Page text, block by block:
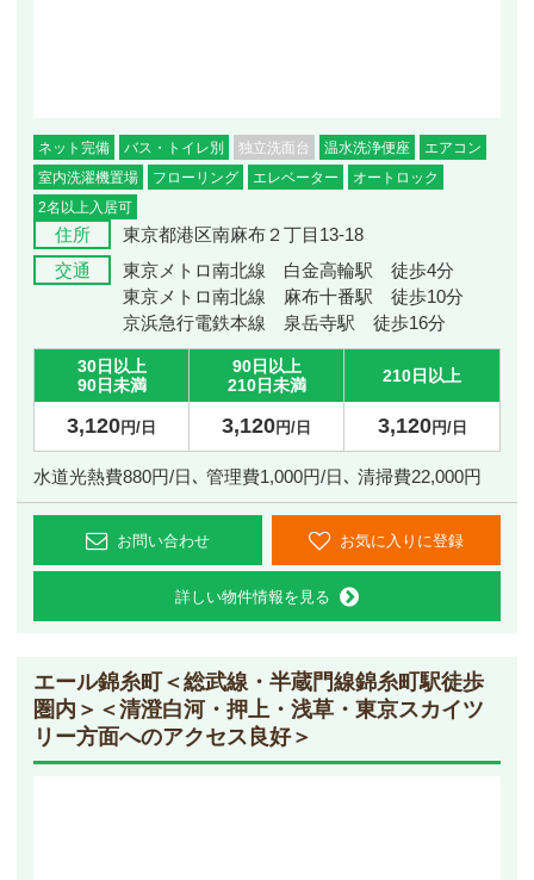
ネット完備 バス・トイレ別 独立洗面台 温水洗浄便座
エアコン
室内洗濯機置場
フローリング エレベーター
オートロック
2名以上入居可
住所
東京都港区南麻布２丁目13-18
交通
東京メトロ南北線 白金高輪駅 徒歩4分
東京メトロ南北線 麻布十番駅 徒歩10分
京浜急行電鉄本線 泉岳寺駅 徒歩16分
30日以上
90日未満
90日以上
210日未満
210日以上
3,120円/日 3,120円/日 3,120円/日
水道光熱費880円/日､ 管理費1,000円/日､ 清掃費22,000円
お問い合わせ お気に入りに登録
詳しい物件情報を見る
エール錦糸町＜総武線・半蔵門線錦糸町駅徒歩
圏内＞＜清澄白河・押上・浅草・東京スカイツ
リー方面へのアクセス良好＞